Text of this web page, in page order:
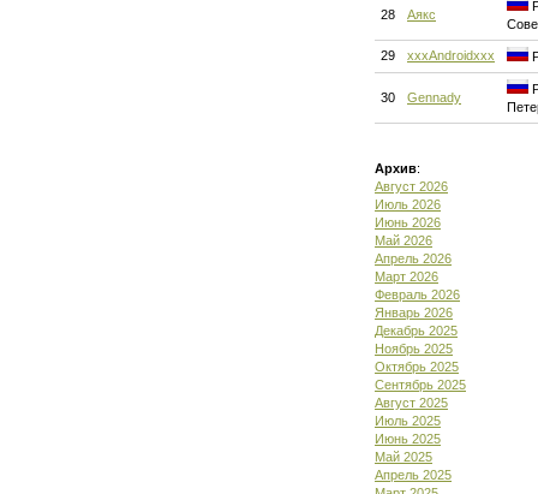
28 Аякс
29 xxxAndroidxxx
30 Gennady
Архив:
Август 2026
Июль 2026
Июнь 2026
Май 2026
Апрель 2026
Март 2026
Февраль 2026
Январь 2026
Декабрь 2025
Ноябрь 2025
Октябрь 2025
Сентябрь 2025
Август 2025
Июль 2025
Июнь 2025
Май 2025
Апрель 2025